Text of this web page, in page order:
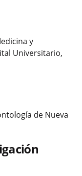
y
Universitario,
de Nueva